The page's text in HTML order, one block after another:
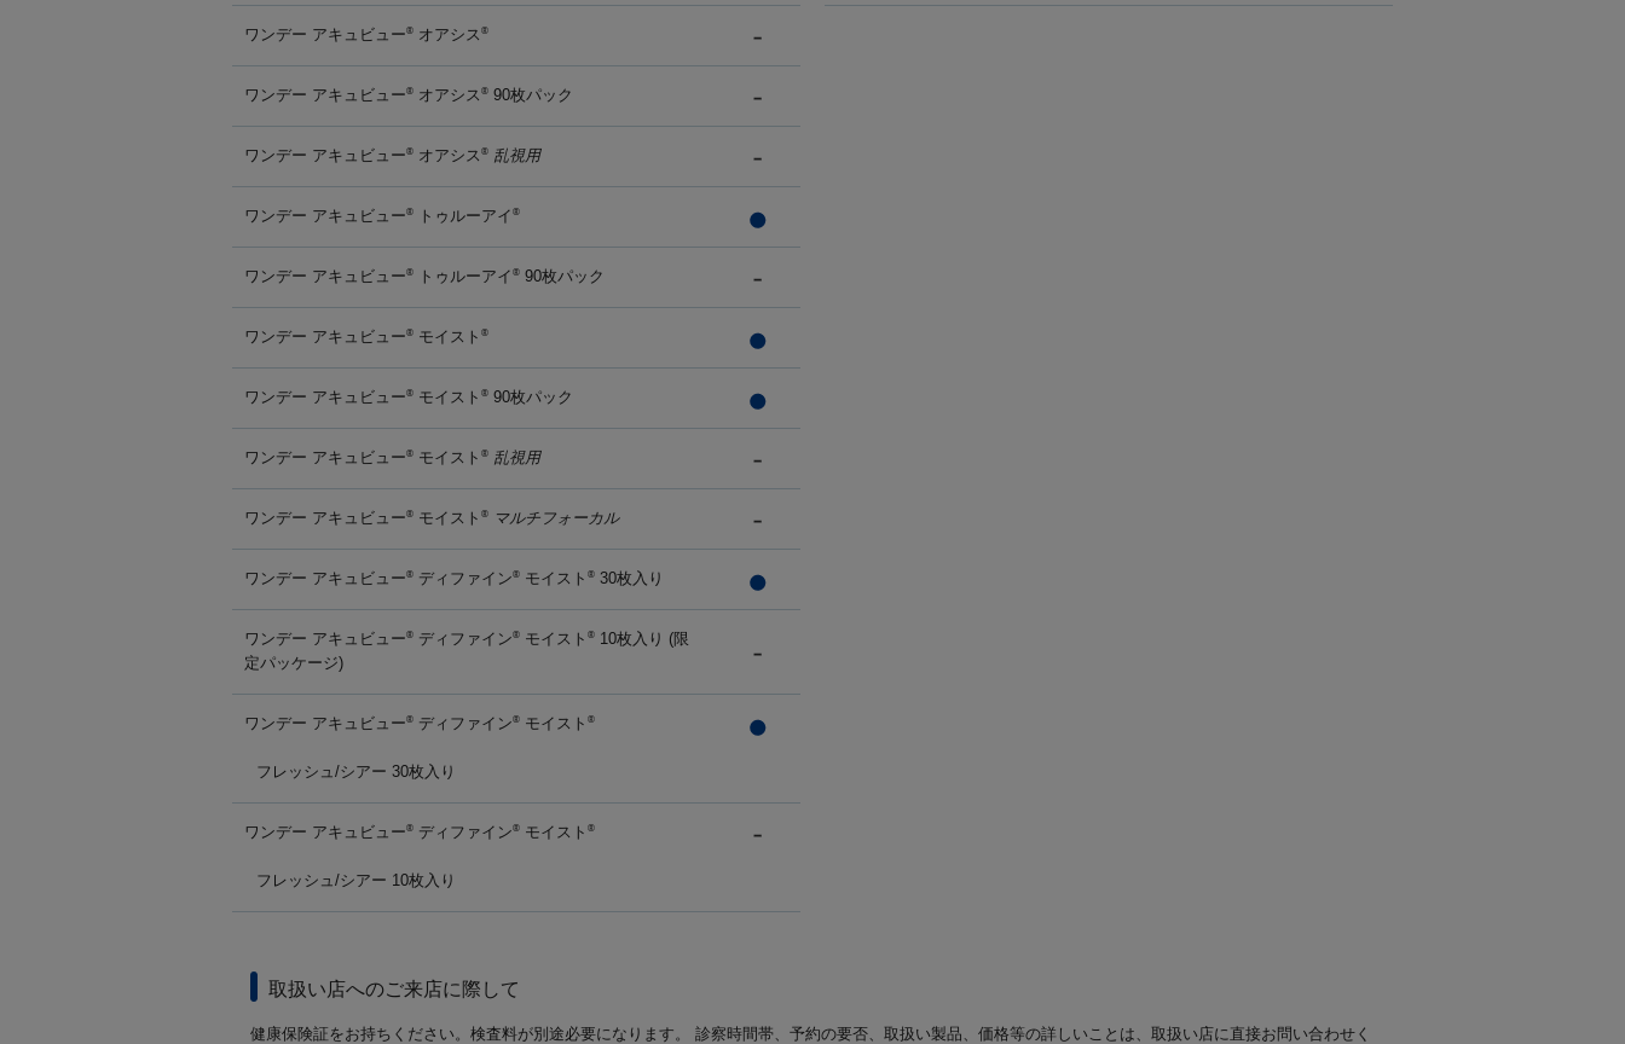
ワンデー アキュビュー® オアシス ®
ワンデー アキュビュー® オアシス ® 90枚パック
ワンデー アキュビュー® オアシス ® 乱視用
ワンデー アキュビュー® トゥルーアイ ®
ワンデー アキュビュー® トゥルーアイ ® 90枚パック
ワンデー アキュビュー® モイスト ®
ワンデー アキュビュー® モイスト ® 90枚パック
ワンデー アキュビュー® モイスト ® 乱視用
ワンデー アキュビュー® モイスト ® マルチフォーカル
ワンデー アキュビュー® ディファイン® モイスト ® 30枚入り
ワンデー アキュビュー® ディファイン® モイスト ® 10枚入り (限
定パッケージ)
ワンデー アキュビュー® ディファイン® モイスト ®
フレッシュ/シアー 30枚入り
ワンデー アキュビュー® ディファイン® モイスト ®
フレッシュ/シアー 10枚入り
取扱い店へのご来店に際して
健康保険証をお持ちください。検査料が別途必要になります。 診察時間帯、予約の要否、取扱い製品、価格等の詳しいことは、取扱い店に直接お問い合わせく